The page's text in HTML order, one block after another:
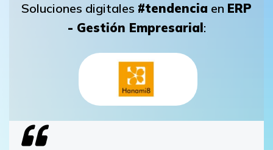
Soluciones digitales #tendencia en ERP
- Gestión Empresarial: